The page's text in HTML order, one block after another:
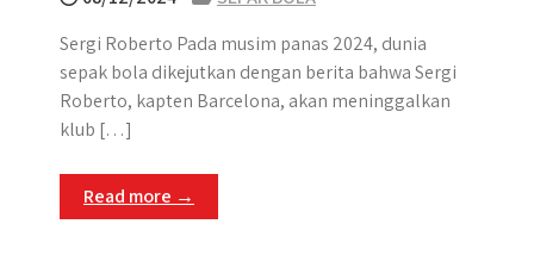
Sergi Roberto Pada musim panas 2024, dunia
sepak bola dikejutkan dengan berita bahwa Sergi
Roberto, kapten Barcelona, akan meninggalkan
klub […]
Read more →